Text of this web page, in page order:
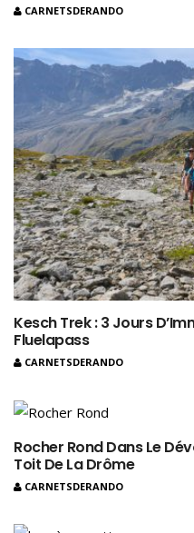
CARNETSDERANDO
Kesch Trek : 3 Jours
Fluelapass
CARNETSDERANDO
Rocher Rond Dans Le
Toit De La Drôme
CARNETSDERANDO